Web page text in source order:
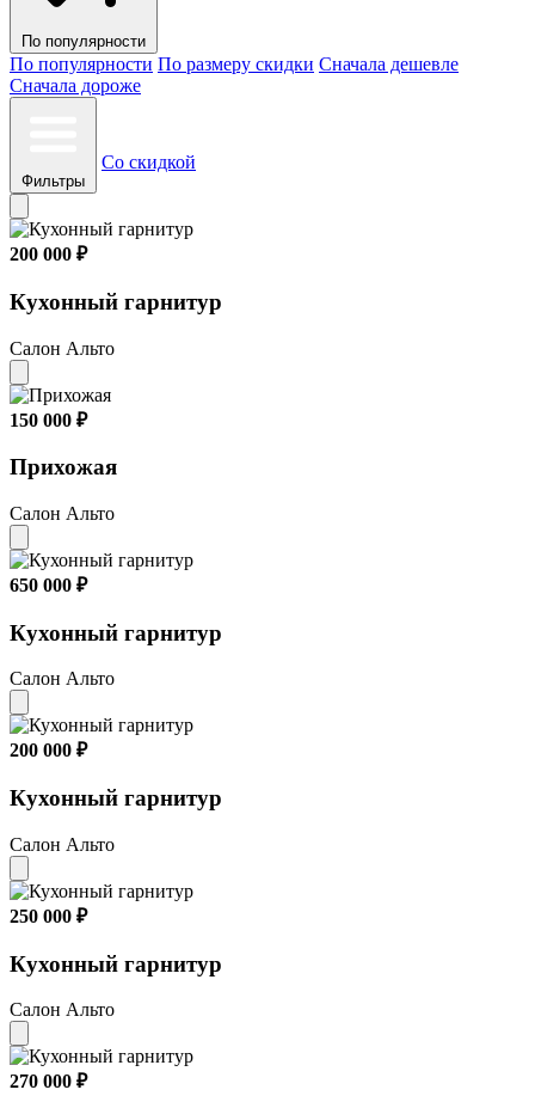
По популярности
По популярности По размеру скидки Сначала дешевле
Сначала дороже
Фильтры
Со скидкой
200 000 ₽
Кухонный гарнитур
Салон Альто
150 000 ₽
Прихожая
Салон Альто
650 000 ₽
Кухонный гарнитур
Салон Альто
200 000 ₽
Кухонный гарнитур
Салон Альто
250 000 ₽
Кухонный гарнитур
Салон Альто
270 000 ₽